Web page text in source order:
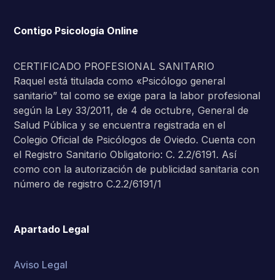
Contigo Psicología Online
CERTIFICADO PROFESIONAL SANITARIO
Raquel está titulada como «Psicólogo general
sanitario” tal como se exige para la labor profesional
según la Ley 33/2011, de 4 de octubre, General de
Salud Pública y se encuentra registrada en el
Colegio Oficial de Psicólogos de Oviedo. Cuenta con
el Registro Sanitario Obligatorio: C. 2.2/6191. Así
como con la autorización de publicidad sanitaria con
número de registro C.2.2/6191/1
Apartado Legal
Aviso Legal